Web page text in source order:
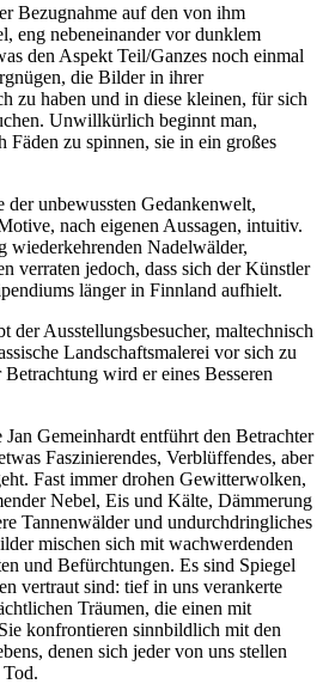
Bezugnahme auf den von ihm
eng nebeneinander vor dunklem
den Aspekt Teil/Ganzes noch einmal
die Bilder in ihrer
zu haben und in diese kleinen, für sich
Unwillkürlich beginnt man,
Fäden zu spinnen, sie in ein großes
unbewussten Gedankenwelt,
nach eigenen Aussagen, intuitiv.
wiederkehrenden Nadelwälder,
verraten jedoch, dass sich der Künstler
länger in Finnland aufhielt.
der Ausstellungsbesucher, maltechnisch
Landschaftsmalerei vor sich zu
wird er eines Besseren
Gemeinhardt entführt den Betrachter
Faszinierendes, Verblüffendes, aber
Fast immer drohen Gewitterwolken,
Nebel, Eis und Kälte, Dämmerung
Tannenwälder und undurchdringliches
mischen sich mit wachwerdenden
und Befürchtungen. Es sind Spiegel
vertraut sind: tief in uns verankerte
Träumen, die einen mit
konfrontieren sinnbildlich mit den
denen sich jeder von uns stellen